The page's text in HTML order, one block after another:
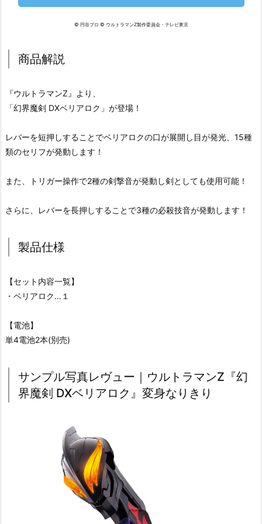
© 円谷プロ © ウルトラマンZ製作委員会・テレビ東京
商品解説
『ウルトラマンZ』より、
「幻界魔剣 DXベリアロク」が登場！
レバーを短押しすることでベリアロクの口が展開し目が発光、15種
類のセリフが発動します！
また、トリガー操作で2種の剣撃音が発動し剣としても使用可能！
さらに、レバーを長押しすることで3種の必殺技音が発動します！
製品仕様
【セット内容一覧】
・ベリアロク…１
【電池】
単4電池2本(別売)
サンプル写真レヴュー｜ウルトラマンZ『幻
界魔剣 DXベリアロク』変身なりきり